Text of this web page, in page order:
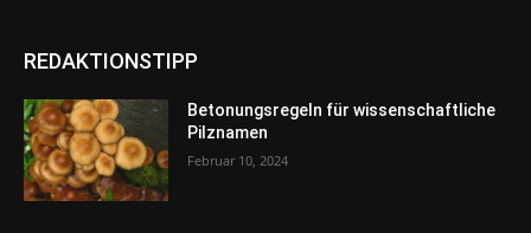
REDAKTIONSTIPP
Betonungsregeln für wissenschaftliche
Pilznamen
Februar 10, 2024